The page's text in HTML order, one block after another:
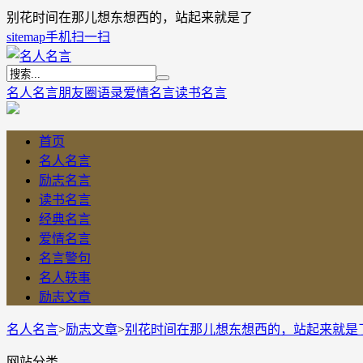
别花时间在那儿想东想西的，站起来就是了
sitemap手机扫一扫
名人名言朋友圈语录爱情名言读书名言
首页
名人名言
励志名言
读书名言
经典名言
爱情名言
名言警句
名人轶事
励志文章
名人名言>励志文章>别花时间在那儿想东想西的，站起来就是